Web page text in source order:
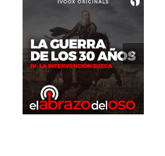
El Abrazo
del Oso.
Dinosaurios
Live Stream